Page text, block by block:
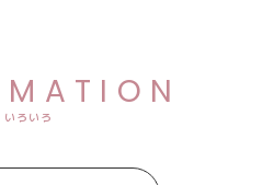
いろいろ